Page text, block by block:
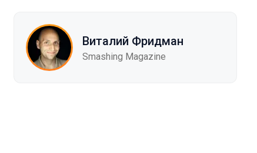
Виталий Фридман
Smashing Magazine